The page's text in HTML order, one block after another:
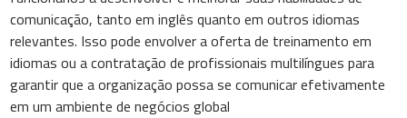
comunicação, tanto em inglês quanto em outros idiomas
relevantes. Isso pode envolver a oferta de treinamento em
idiomas ou a contratação de profissionais multilíngues para
garantir que a organização possa se comunicar efetivamente
em um ambiente de negócios global